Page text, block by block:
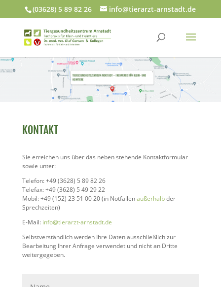
(03628) 5 89 82 26 info@tierarzt-arnstadt.de
KONTAKT
Sie erreichen uns über das neben stehende Kontaktformular
sowie unter:
Telefon: +49 (3628) 5 89 82 26
Telefax: +49 (3628) 5 49 29 22
Mobil: +49 (152) 23 51 00 20 (in Notfällenaußerhalbder
Sprechzeiten)
E-Mail: info@tierarzt-arnstadt.de
Selbstverständlich werden Ihre Daten ausschließlich zur
Bearbeitung Ihrer Anfrage verwendet und nicht an Dritte
weitergegeben.